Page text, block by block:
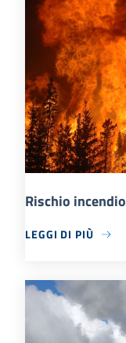
Rischio incendio
LEGGI DI PIÙ